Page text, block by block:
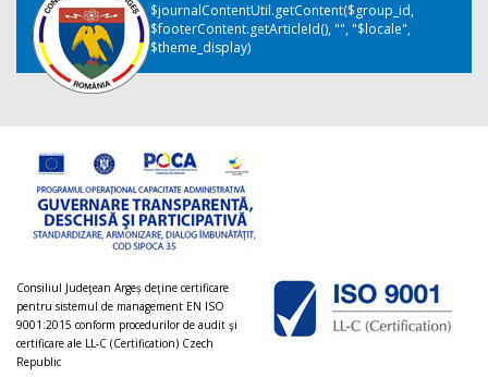
$journalContentUtil.getContent($group_id,
$footerContent.getArticleId(), "", "$locale",
$theme_display)
Consiliul Judeţean Argeș deţine certificare
pentru sistemul de management EN ISO
9001:2015 conform procedurilor de audit şi
certificare ale LL-C (Certification) Czech
Republic